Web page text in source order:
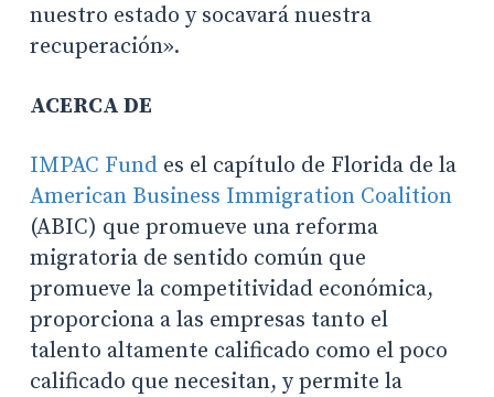
nuestro estado y socavará nuestra
recuperación».
ACERCA DE
IMPAC Fundes el capítulo de Florida de la
American Business Immigration Coalition
(ABIC) que promueve una reforma
migratoria de sentido común que
promueve la competitividad económica,
proporciona a las empresas tanto el
talento altamente calificado como el poco
calificado que necesitan, y permite la